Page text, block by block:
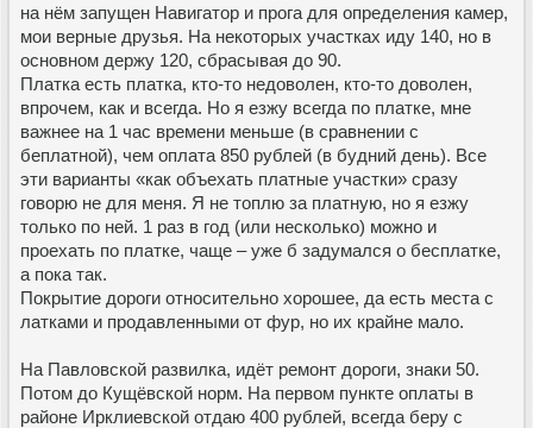
на нём запущен Навигатор и прога для определения камер,
мои верные друзья. На некоторых участках иду 140, но в
основном держу 120, сбрасывая до 90.
Платка есть платка, кто-то недоволен, кто-то доволен,
впрочем, как и всегда. Но я езжу всегда по платке, мне
важнее на 1 час времени меньше (в сравнении с
беплатной), чем оплата 850 рублей (в будний день). Все
эти варианты «как объехать платные участки» сразу
говорю не для меня. Я не топлю за платную, но я езжу
только по ней. 1 раз в год (или несколько) можно и
проехать по платке, чаще – уже б задумался о бесплатке,
а пока так.
Покрытие дороги относительно хорошее, да есть места с
латками и продавленными от фур, но их крайне мало.
На Павловской развилка, идёт ремонт дороги, знаки 50.
Потом до Кущёвской норм. На первом пункте оплаты в
районе Ирклиевской отдаю 400 рублей, всегда беру с